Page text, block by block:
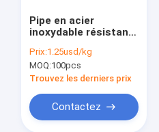
Pipe en acier
inoxydable résistant
l'industrie chimique
et pétrochimique
Prix:1.25usd/kg
MOQ:100pcs
Trouvez les derniers prix
Contactez